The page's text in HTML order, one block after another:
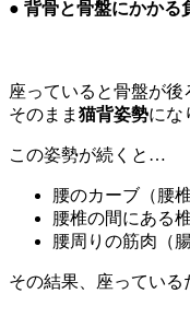
● 背骨と骨盤にかかる
座っていると骨盤が後
そのまま 猫背姿勢にな
この姿勢が続くと…
腰のカーブ（腰
腰椎の間にある
腰周りの筋肉（
その結果、座っている